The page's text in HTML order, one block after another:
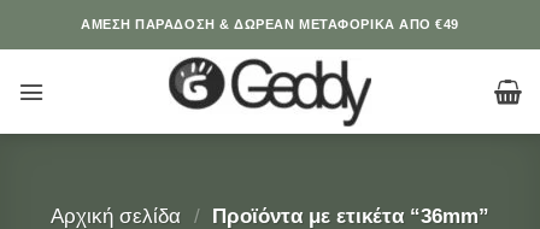
ΆΜΕΣΗ ΠΑΡΑΔΟΣΗ & ΔΩΡΕΑΝ ΜΕΤΑΦΟΡΙΚΑ ΑΠΟ €49
Αρχική σελίδα / Προϊόντα με ετικέτα “36mm”